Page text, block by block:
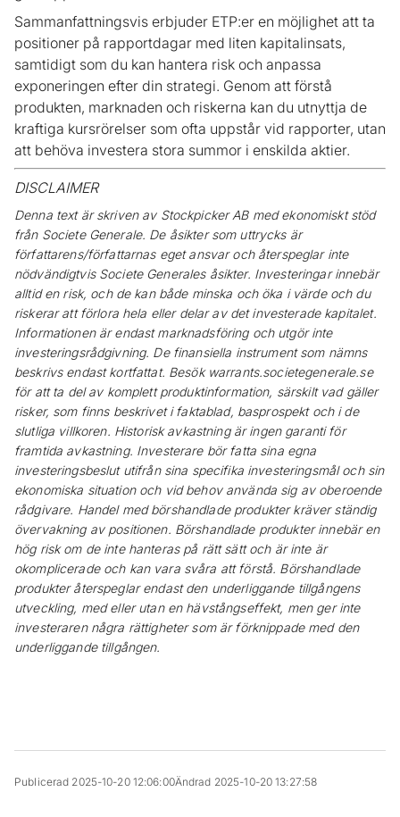
Sammanfattningsvis erbjuder ETP:er en möjlighet att ta
positioner på rapportdagar med liten kapitalinsats,
samtidigt som du kan hantera risk och anpassa
exponeringen efter din strategi. Genom att förstå
produkten, marknaden och riskerna kan du utnyttja de
kraftiga kursrörelser som ofta uppstår vid rapporter, utan
att behöva investera stora summor i enskilda aktier.
DISCLAIMER
Denna text är skriven av Stockpicker AB med ekonomiskt stöd
från Societe Generale. De åsikter som uttrycks är
författarens/författarnas eget ansvar och återspeglar inte
nödvändigtvis Societe Generales åsikter. Investeringar innebär
alltid en risk, och de kan både minska och öka i värde och du
riskerar att förlora hela eller delar av det investerade kapitalet.
Informationen är endast marknadsföring och utgör inte
investeringsrådgivning. De finansiella instrument som nämns
beskrivs endast kortfattat. Besök warrants.societegenerale.se
för att ta del av komplett produktinformation, särskilt vad gäller
risker, som finns beskrivet i faktablad, basprospekt och i de
slutliga villkoren. Historisk avkastning är ingen garanti för
framtida avkastning. Investerare bör fatta sina egna
investeringsbeslut utifrån sina specifika investeringsmål och sin
ekonomiska situation och vid behov använda sig av oberoende
rådgivare. Handel med börshandlade produkter kräver ständig
övervakning av positionen. Börshandlade produkter innebär en
hög risk om de inte hanteras på rätt sätt och är inte är
okomplicerade och kan vara svåra att förstå. Börshandlade
produkter återspeglar endast den underliggande tillgångens
utveckling, med eller utan en hävstångseffekt, men ger inte
investeraren några rättigheter som är förknippade med den
underliggande tillgången.
Publicerad 2025-10-20 12:06:00Ändrad 2025-10-20 13:27:58